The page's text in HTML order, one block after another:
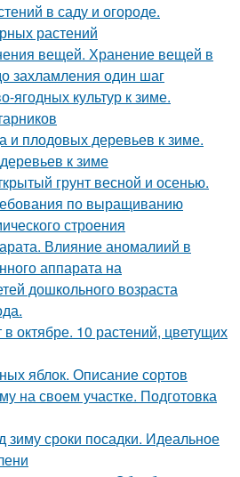
в саду и огороде.
растений
вещей. Хранение вещей в
захламления один шаг
ягодных культур к зиме.
и плодовых деревьев к зиме.
к зиме
грунт весной и осенью.
по выращиванию
строения
Влияние аномалиий в
аппарата на
дошкольного возраста
в октябре. 10 растений, цветущих
яблок. Описание сортов
на своем участке. Подготовка
зиму сроки посадки. Идеальное